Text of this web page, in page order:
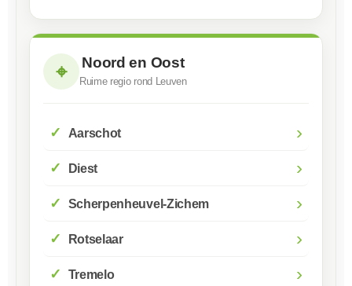
⌖ Noord en Oost
Ruime regio rond Leuven
Aarschot ›
Diest ›
Scherpenheuvel-Zichem ›
Rotselaar ›
Tremelo ›